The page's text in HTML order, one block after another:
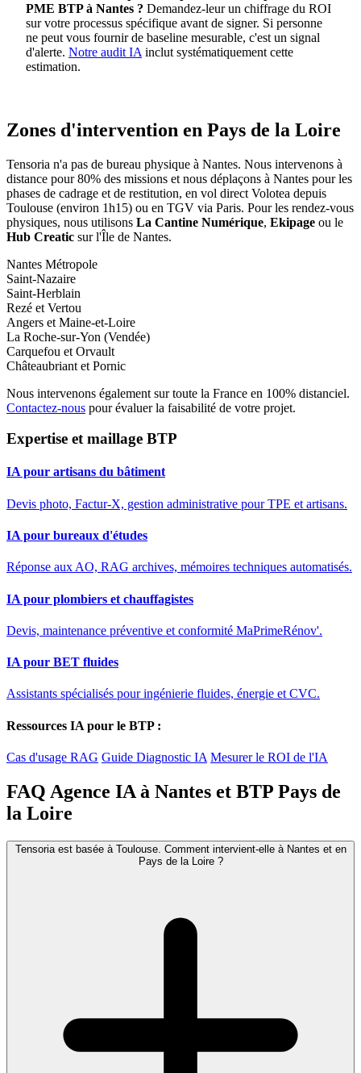
PME BTP à Nantes ? Demandez-leur un chiffrage du ROI
sur votre processus spécifique avant de signer. Si personne
ne peut vous fournir de baseline mesurable, c'est un signal
d'alerte. Notre audit IA inclut systématiquement cette
estimation.
Zones d'intervention en Pays de la Loire
Tensoria n'a pas de bureau physique à Nantes. Nous intervenons à
distance pour 80% des missions et nous déplaçons à Nantes pour les
phases de cadrage et de restitution, en vol direct Volotea depuis
Toulouse (environ 1h15) ou en TGV via Paris. Pour les rendez-vous
physiques, nous utilisons La Cantine Numérique, Ekipage ou le
Hub Creatic sur l'Île de Nantes.
Nantes Métropole
Saint-Nazaire
Saint-Herblain
Rezé et Vertou
Angers et Maine-et-Loire
La Roche-sur-Yon (Vendée)
Carquefou et Orvault
Châteaubriant et Pornic
Nous intervenons également sur toute la France en 100% distanciel.
Contactez-nous pour évaluer la faisabilité de votre projet.
Expertise et maillage BTP
IA pour artisans du bâtiment
Devis photo, Factur-X, gestion administrative pour TPE et artisans.
IA pour bureaux d'études
Réponse aux AO, RAG archives, mémoires techniques automatisés.
IA pour plombiers et chauffagistes
Devis, maintenance préventive et conformité MaPrimeRénov'.
IA pour BET fluides
Assistants spécialisés pour ingénierie fluides, énergie et CVC.
Ressources IA pour le BTP :
Cas d'usage RAG Guide Diagnostic IA Mesurer le ROI de l'IA
FAQ Agence IA à Nantes et BTP Pays de
la Loire
Tensoria est basée à Toulouse. Comment intervient-elle à Nantes et en
Pays de la Loire ?